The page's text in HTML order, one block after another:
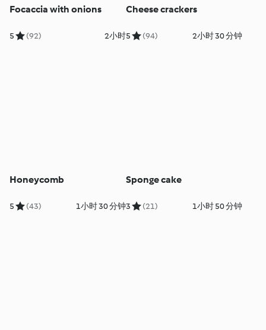
Focaccia with onions
5 (92) 2小时
Cheese crackers
5 (94) 2小时 30 分钟
Honeycomb
5 (43) 1小时 30 分钟
Sponge cake
3 (21) 1小时 50 分钟